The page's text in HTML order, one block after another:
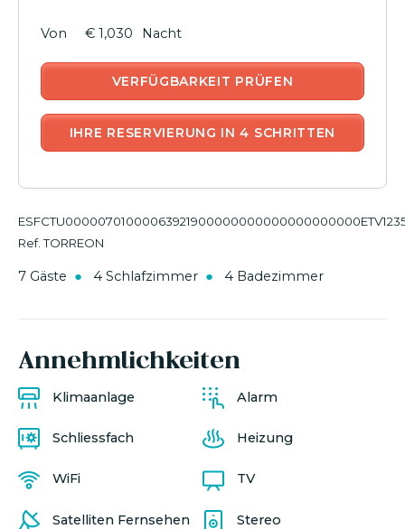
Ref. TORREON
7 Gäste 4 Schlafzimmer 4 Badezimmer
Annehmlichkeiten
Klimaanlage Alarm
Schliessfach Heizung
WiFi TV
Satelliten Fernsehen Stereo
€ 1,030 Nacht
VERFÜGBARKEIT PRÜFEN
IHRE RESERVIERUNG IN 4 SCHRITTEN